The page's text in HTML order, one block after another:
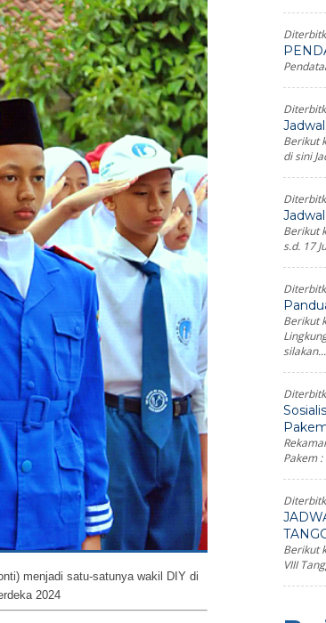
menjadi satu-satunya wakil DIY di
2024
Berikut
di sini
Berikut
s.d. 17
Berikut
silakan...
Pakem
Berikut
VIII